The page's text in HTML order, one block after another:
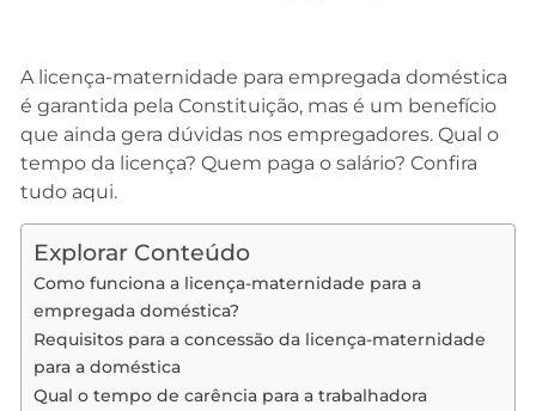
A licença-maternidade para empregada doméstica
é garantida pela Constituição, mas é um benefício
que ainda gera dúvidas nos empregadores. Qual o
tempo da licença? Quem paga o salário? Confira
tudo aqui.
Explorar Conteúdo
Como funciona a licença-maternidade para a
empregada doméstica?
Requisitos para a concessão da licença-maternidade
para a doméstica
Qual o tempo de carência para a trabalhadora